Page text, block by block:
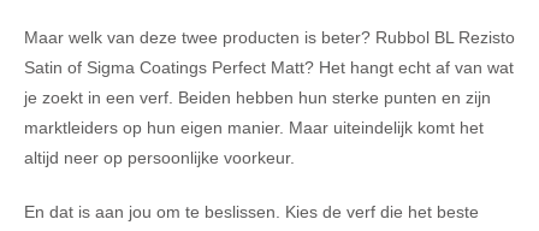
Maar welk van deze twee producten is beter? Rubbol BL Rezisto
Satin of Sigma Coatings Perfect Matt? Het hangt echt af van wat
je zoekt in een verf. Beiden hebben hun sterke punten en zijn
marktleiders op hun eigen manier. Maar uiteindelijk komt het
altijd neer op persoonlijke voorkeur.
En dat is aan jou om te beslissen. Kies de verf die het beste